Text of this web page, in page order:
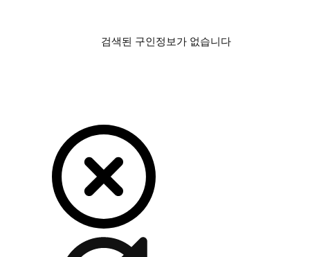
검색된 구인정보가 없습니다